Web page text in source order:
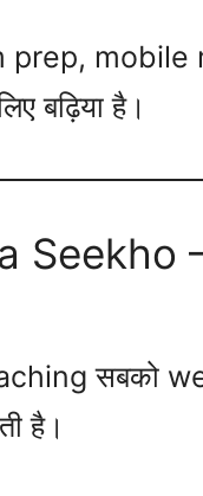
prep,
बढ़िया है।
Seekho
सबको
है।